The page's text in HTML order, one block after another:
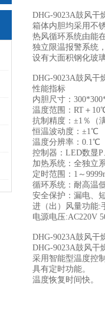
DHG-9023A鼓风干
箱体内胆均采用不
热风循环系统由能
独立限温报警系统
设有大面积钢化玻
DHG-9023A鼓风干
性能指标
内胆尺寸：
温度范围：RT＋
抗制精度：±1％（
恒温波动度：±1℃
温度分辨率：0.1℃
控制器：LED数显
加热系统：全独立
定时范围：1～
循环系统：耐高温
安全保护：漏电、
进（出）风量功能:
电源电压:AC220V
DHG-9023A鼓风干
DHG-9023A鼓风干
采用智能型温度控
具有定时功能。
温度恢复时间快。